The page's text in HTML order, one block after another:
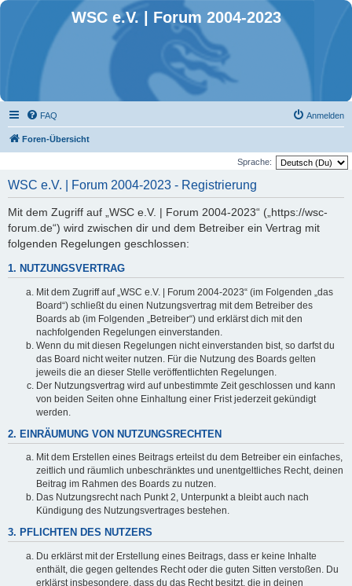
WSC e.V. | Forum 2004-2023
FAQ Anmelden
Foren-Übersicht
Sprache:
WSC e.V. | Forum 2004-2023 - Registrierung
Mit dem Zugriff auf „WSC e.V. | Forum 2004-2023“ („https://wsc-
forum.de“) wird zwischen dir und dem Betreiber ein Vertrag mit
folgenden Regelungen geschlossen:
1. NUTZUNGSVERTRAG
Mit dem Zugriff auf „WSC e.V. | Forum 2004-2023“ (im Folgenden „das
Board“) schließt du einen Nutzungsvertrag mit dem Betreiber des
Boards ab (im Folgenden „Betreiber“) und erklärst dich mit den
nachfolgenden Regelungen einverstanden.
Wenn du mit diesen Regelungen nicht einverstanden bist, so darfst du
das Board nicht weiter nutzen. Für die Nutzung des Boards gelten
jeweils die an dieser Stelle veröffentlichten Regelungen.
Der Nutzungsvertrag wird auf unbestimmte Zeit geschlossen und kann
von beiden Seiten ohne Einhaltung einer Frist jederzeit gekündigt
werden.
2. EINRÄUMUNG VON NUTZUNGSRECHTEN
Mit dem Erstellen eines Beitrags erteilst du dem Betreiber ein einfaches,
zeitlich und räumlich unbeschränktes und unentgeltliches Recht, deinen
Beitrag im Rahmen des Boards zu nutzen.
Das Nutzungsrecht nach Punkt 2, Unterpunkt a bleibt auch nach
Kündigung des Nutzungsvertrages bestehen.
3. PFLICHTEN DES NUTZERS
Du erklärst mit der Erstellung eines Beitrags, dass er keine Inhalte
enthält, die gegen geltendes Recht oder die guten Sitten verstoßen. Du
erklärst insbesondere, dass du das Recht besitzt, die in deinen